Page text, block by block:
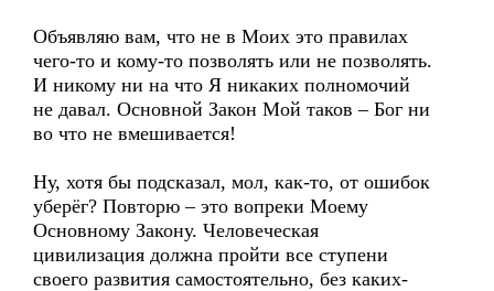
Объявляю вам, что не в Моих это правилах
чего-то и кому-то позволять или не позволять.
И никому ни на что Я никаких полномочий
не давал. Основной Закон Мой таков – Бог ни
во что не вмешивается!
Ну, хотя бы подсказал, мол, как-то, от ошибок
уберёг? Повторю – это вопреки Моему
Основному Закону. Человеческая
цивилизация должна пройти все ступени
своего развития самостоятельно, без каких-